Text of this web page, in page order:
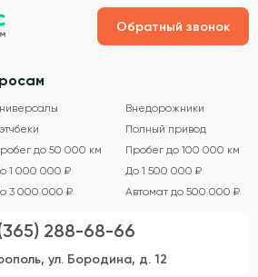
Обратный звонок
Внедорожники
Полный привод
до 50 000 км
Пробег до 100 000 км
1 000 000 ₽
До 1 500 000 ₽
3 000 000 ₽ Автомат до 500 000 ₽
288-68-66
ул. Бородина, д. 12